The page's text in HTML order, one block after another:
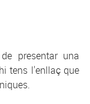
presentar una
tens l'enllaç que